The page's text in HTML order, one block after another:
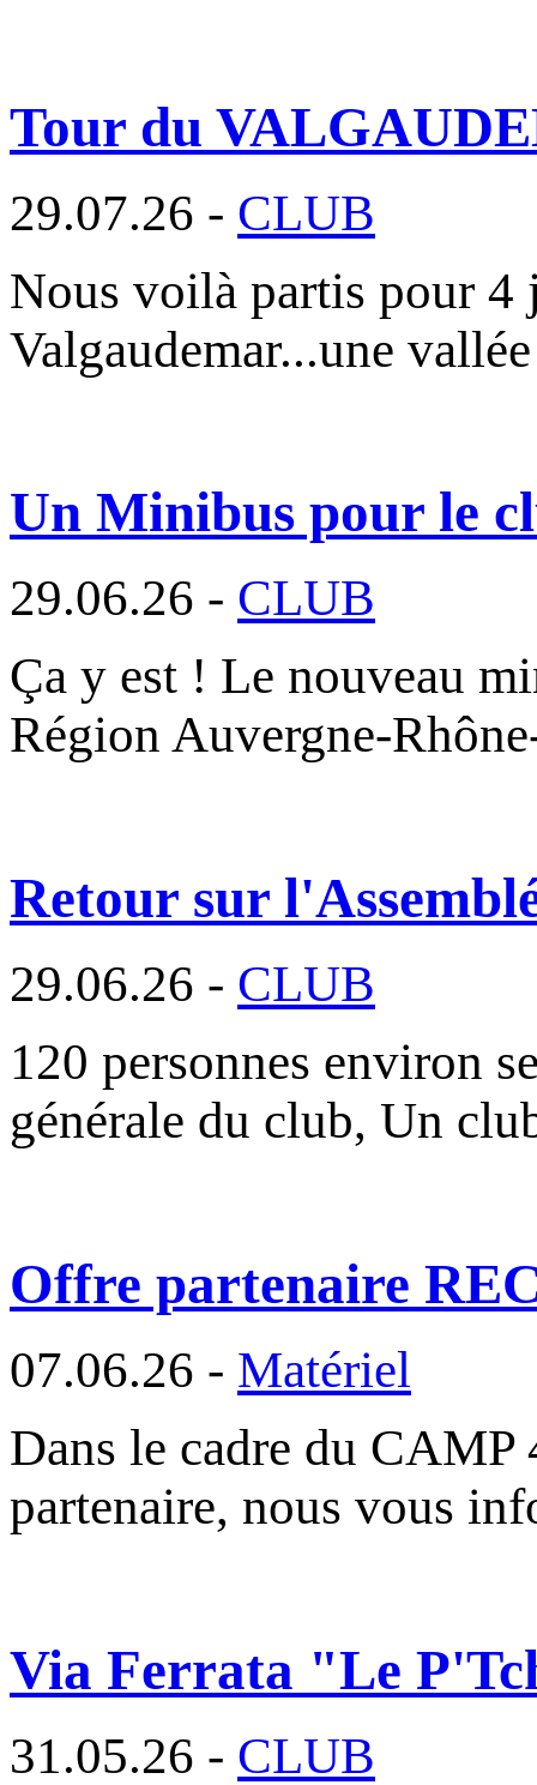
Tour du
29.07.26 - CLUB
Nous voilà partis pour 4
Valgaudemar...une
Un Minibus pour le
29.06.26 - CLUB
Ça y est ! Le nouveau
Région Auvergne-
Retour sur
29.06.26 - CLUB
120 personnes environ
générale du club, Un
Offre partenaire
07.06.26 - Matériel
Dans le cadre du CAMP
partenaire, nous vous
Via Ferrata "Le
31.05.26 - CLUB